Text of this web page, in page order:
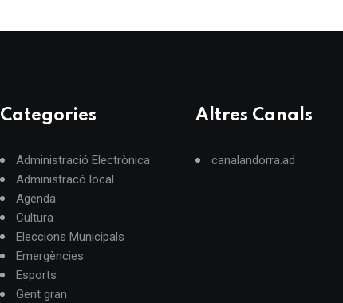
Categories
Administració Electrònica
Administracó local
Agenda
Cultura
Eleccions Municipals
Emergències
Esports
Gent gran
Altres Canals
canalandorra.ad